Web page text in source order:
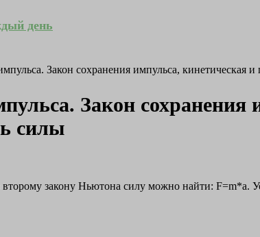
день
Закон сохранения импульса,
Закон сохранения
силы
закону Ньютона силу можно найти: F=m*a.